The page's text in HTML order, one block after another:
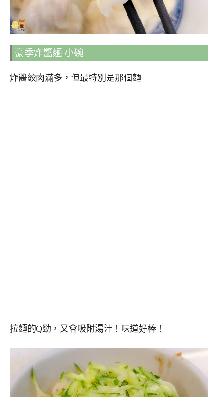
豪季炸醬麵 小碗
炸醬絞肉滿多，但最特別是那個麵
拉麵的Q勁，又會吸附湯汁！味道好棒！